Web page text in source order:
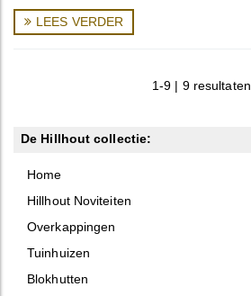
LEES VERDER
1-9 | 9 resultaten
De Hillhout collectie:
Home
Hillhout Noviteiten
Overkappingen
Tuinhuizen
Blokhutten